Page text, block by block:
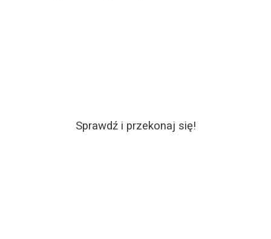
Sprawdź i przekonaj się!